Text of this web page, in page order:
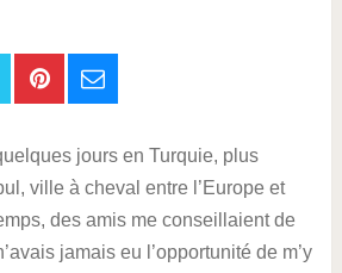
jours en Turquie, plus
ville à cheval entre l’Europe et
des amis me conseillaient de
jamais eu l’opportunité de m’y